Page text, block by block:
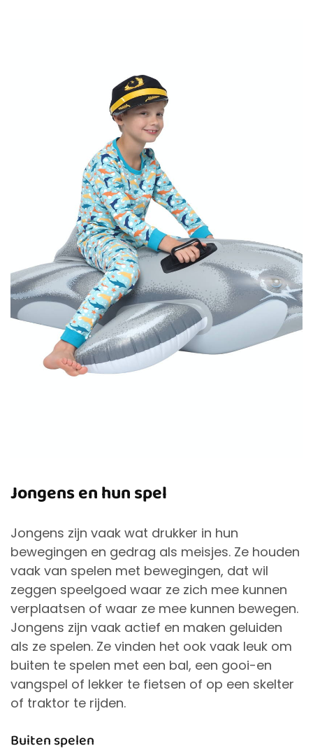
Jongens en hun spel
Jongens zijn vaak wat drukker in hun
bewegingen en gedrag als meisjes. Ze houden
vaak van spelen met bewegingen, dat wil
zeggen speelgoed waar ze zich mee kunnen
verplaatsen of waar ze mee kunnen bewegen.
Jongens zijn vaak actief en maken geluiden
als ze spelen. Ze vinden het ook vaak leuk om
buiten te spelen met een bal, een gooi-en
vangspel of lekker te fietsen of op een skelter
of traktor te rijden.
Buiten spelen